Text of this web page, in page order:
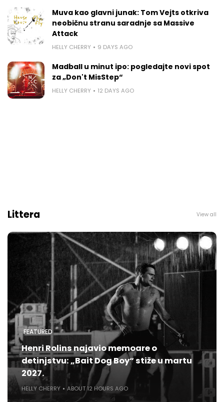
Muva kao glavni junak: Tom Vejts otkriva
neobičnu stranu saradnje sa Massive
Attack
HELLY CHERRY 9 DAYS AGO
Madball u minut ipo: pogledajte novi spot
za „Don't MisStep“
HELLY CHERRY 12 DAYS AGO
Littera View all
FEATURED
Henri Rolins najavio memoare o
detinjstvu: „Bait Dog Boy“ stiže u martu
2027.
HELLY CHERRY ABOUT 12 HOURS AGO